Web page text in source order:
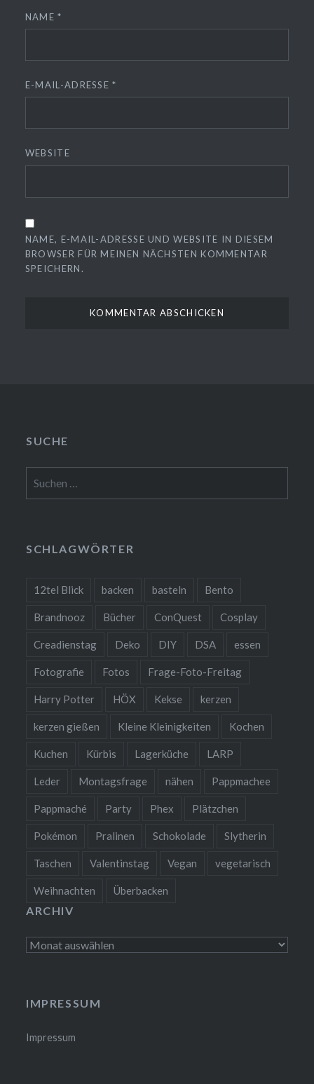
NAME*
E-MAIL-ADRESSE*
WEBSITE
NAME, E-MAIL-ADRESSE UND WEBSITE IN DIESEM
BROWSER FÜR MEINEN NÄCHSTEN KOMMENTAR
SPEICHERN.
SUCHE
nach:
SCHLAGWÖRTER
12tel Blick backen basteln Bento
Brandnooz Bücher ConQuest Cosplay
Creadienstag Deko DIY DSA essen
Fotografie Fotos Frage-Foto-Freitag
Harry Potter HÖX Kekse kerzen
kerzen gießen Kleine Kleinigkeiten Kochen
Kuchen Kürbis Lagerküche LARP
Leder Montagsfrage nähen Pappmachee
Pappmaché Party Phex Plätzchen
Pokémon Pralinen Schokolade Slytherin
Taschen Valentinstag Vegan vegetarisch
Weihnachten Überbacken
ARCHIV
Archiv
IMPRESSUM
Impressum